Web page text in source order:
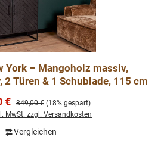
York – Mangoholz massiv,
Türen & 1 Schublade, 115 cm
€ Regulärer Preis:
849,00 € (18% gespart)
MwSt. zzgl. Versandkosten
Vergleichen